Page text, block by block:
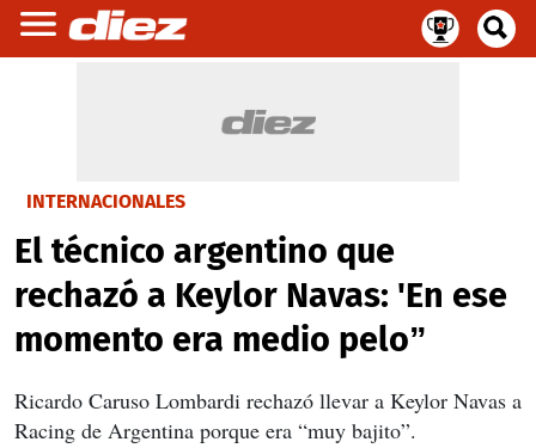
INTERNACIONALES
El técnico argentino que
rechazó a Keylor Navas: 'En ese
momento era medio pelo”
Ricardo Caruso Lombardi rechazó llevar a Keylor Navas a
Racing de Argentina porque era “muy bajito”.